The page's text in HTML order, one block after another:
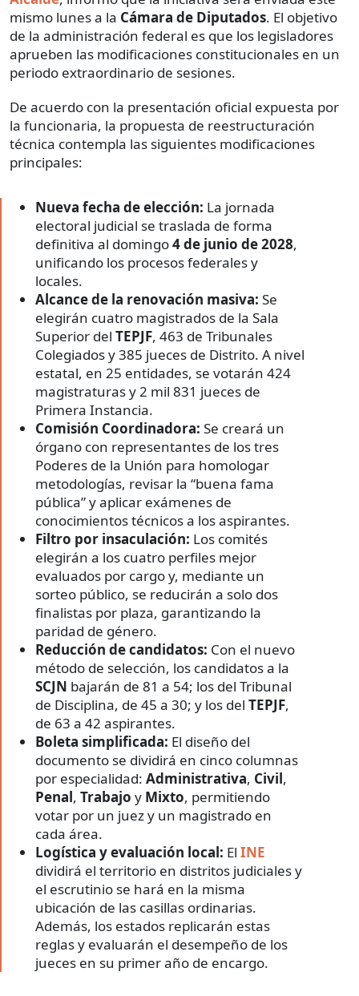
mismo lunes a la Cámara de Diputados. El objetivo
de la administración federal es que los legisladores
aprueben las modificaciones constitucionales en un
periodo extraordinario de sesiones.
De acuerdo con la presentación oficial expuesta por
la funcionaria, la propuesta de reestructuración
técnica contempla las siguientes modificaciones
principales:
Nueva fecha de elección: La jornada
electoral judicial se traslada de forma
definitiva al domingo4 de junio de 2028,
unificando los procesos federales y
locales.
Alcance de la renovación masiva: Se
elegirán cuatro magistrados de la Sala
Superior del TEPJF, 463 de Tribunales
Colegiados y 385 jueces de Distrito. A nivel
estatal, en 25 entidades, se votarán 424
magistraturas y 2 mil 831 jueces de
Primera Instancia.
Comisión Coordinadora: Se creará un
órgano con representantes de los tres
Poderes de la Unión para homologar
metodologías, revisar la “buena fama
pública” y aplicar exámenes de
conocimientos técnicos a los aspirantes.
Filtro por insaculación: Los comités
elegirán a los cuatro perfiles mejor
evaluados por cargo y, mediante un
sorteo público, se reducirán a solo dos
finalistas por plaza, garantizando la
paridad de género.
Reducción de candidatos: Con el nuevo
método de selección, los candidatos a la
SCJN bajarán de 81 a 54; los del Tribunal
de Disciplina, de 45 a 30; y los del TEPJF,
de 63 a 42 aspirantes.
Boleta simplificada: El diseño del
documento se dividirá en cinco columnas
por especialidad: Administrativa, Civil,
Penal, Trabajo y Mixto, permitiendo
votar por un juez y un magistrado en
cada área.
Logística y evaluación local: El INE
dividirá el territorio en distritos judiciales y
el escrutinio se hará en la misma
ubicación de las casillas ordinarias.
Además, los estados replicarán estas
reglas y evaluarán el desempeño de los
jueces en su primer año de encargo.